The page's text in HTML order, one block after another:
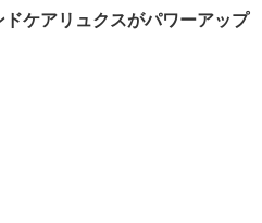
ケアリュクスがパワーアップ